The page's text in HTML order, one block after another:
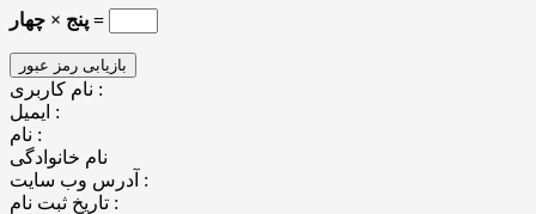
پنج × چهار =
نام کاربری :
ایمیل :
نام :
نام خانوادگی
آدرس وب سایت :
تاریخ ثبت نام :